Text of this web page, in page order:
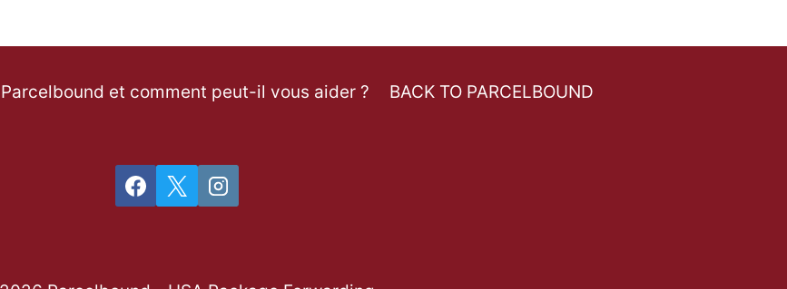
Parcelbound et comment peut-il vous aider ? BACK TO PARCELBOUND